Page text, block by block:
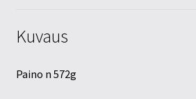
Kuvaus
Paino n 572g